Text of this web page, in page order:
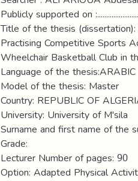
Publicly supported on
Title of the thesis
Practising Competitive Sports
Wheelchair Basketball Club in
Language of the thesis:ARABIC
Model of the thesis: Master
Country: REPUBLIC OF
University: University of M'sila
Surname and first name of the
Grade:
Lecturer Number of pages: 90
Option: Adapted Physical